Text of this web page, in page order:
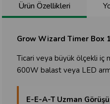
Ürün Özellikleri
Grow Wizard Timer Box
Ticari veya büyük ölçekli iç
600W balast veya LED
E-E-A-T Uzman